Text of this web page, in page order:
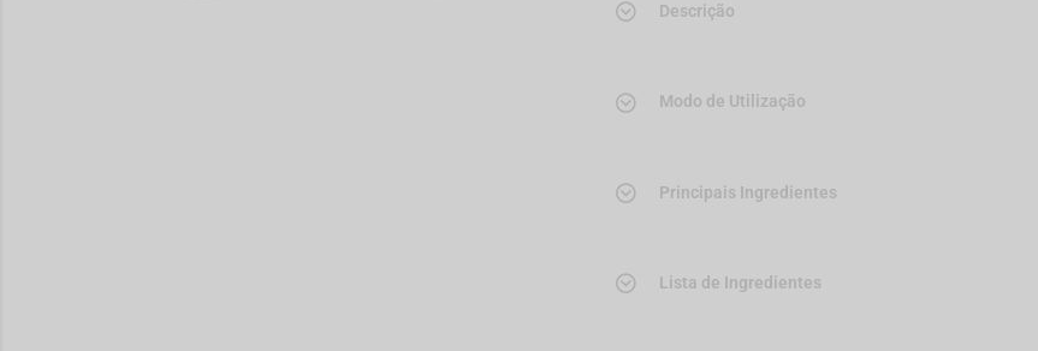
Descrição
Modo de Utilização
Principais Ingredientes
Lista de Ingredientes